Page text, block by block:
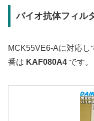
バイオ抗体フィル
MCK55VE6-Aに対応し
番は KAF080A4 です。